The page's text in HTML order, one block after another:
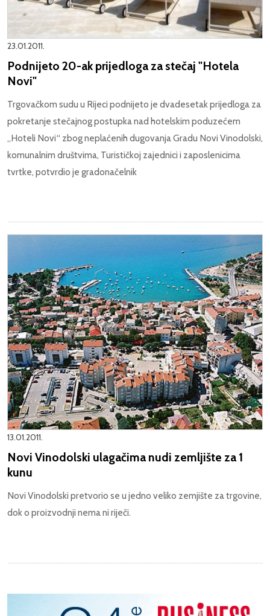
23.01.2011.
Podnijeto 20-ak prijedloga za stečaj "Hotela
Novi"
Trgovačkom sudu u Rijeci podnijeto je dvadesetak prijedloga za
pokretanje stečajnog postupka nad hotelskim poduzećem
„Hoteli Novi“ zbog neplaćenih dugovanja Gradu Novi Vinodolski,
komunalnim društvima, Turističkoj zajednici i zaposlenicima
tvrtke, potvrdio je gradonačelnik
13.01.2011.
Novi Vinodolski ulagačima nudi zemljište za 1
kunu
Novi Vinodolski pretvorio se u jedno veliko zemjište za trgovine,
dok o proizvodnji nema ni riječi.